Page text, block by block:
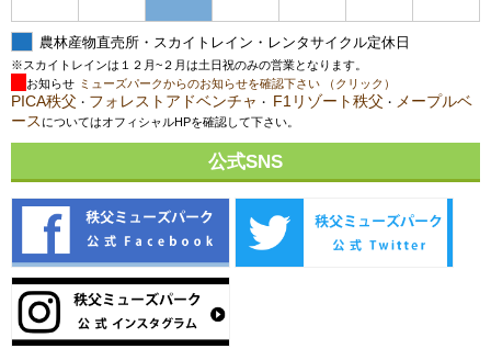
農林産物直売所・スカイトレイン・レンタサイクル定休日
※スカイトレインは１２月~２月は土日祝のみの営業となります。
お知らせ ミューズパークからのお知らせを確認下さい （クリック）
PICA秩父 ・ フォレストアドベンチャ ・ F1リゾート秩父 ・ メープルベ
ース についてはオフィシャルHPを確認して下さい。
公式SNS